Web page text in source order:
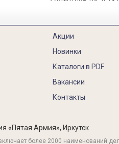
Акции
Новинки
Каталоги в PDF
Вакансии
Контакты
«Пятая Армия», Иркутск
более 2000 наименований